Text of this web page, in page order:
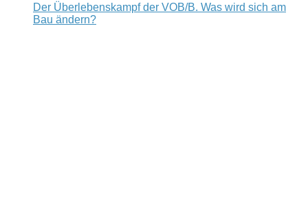
Der Überlebenskampf der VOB/B. Was wird sich am
Bau ändern?